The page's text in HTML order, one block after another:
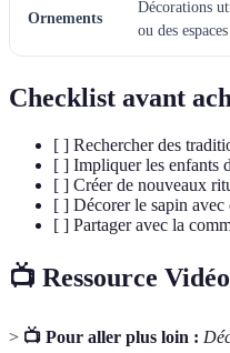
Ornements
Décorations
ou des
Checklist avant
[ ] Rechercher des
[ ] Impliquer les enfants
[ ] Créer de nouveaux
[ ] Décorer le sapin avec
[ ] Partager avec la
📺 Ressource Vidéo
> 📺 Pour aller plus loin :